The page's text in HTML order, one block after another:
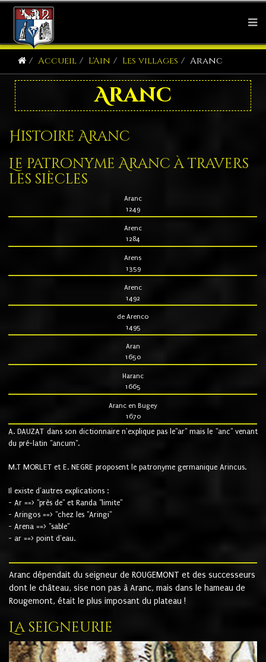
Accueil L'Ain Les villages Aranc
Aranc
Histoire Aranc
Le patronyme Aranc à travers
les siècles
Aranc
1249
Arenc
1284
Arens
1359
Arenc
1492
de Arenco
1495
Aran
1650
Haranc
1665
Aranc en Bugey
1670
A. DAUZAT dans son dictionnaire n'explique pas le"ar" mais le "anc" venant
du pré-latin "ancum".
M.T MORLET et E. NEGRE proposent le patronyme germanique Arincus.
Il existe d'autres explications :
- Ar ==> "près de" et Randa "limite"
- Aringos ==> "chez les "Aringi"
- Arena ==> "sable"
- ar ==> point d'eau.
Aranc dépendait du seigneur de ROUGEMONT et des successeurs
dont le château, sise non pas à Aranc, mais dans le hameau de
Rougemont, était le plus imposant du plateau !
La seigneurie